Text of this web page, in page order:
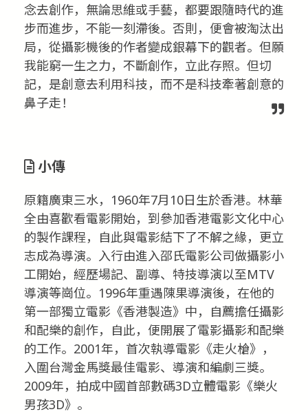
念去創作，無論思維或手藝，都要跟隨時代的進
步而進步，不能一刻滯後。否則，便會被淘汰出
局，從攝影機後的作者變成銀幕下的觀者。但願
我能窮一生之力，不斷創作，立此存照。但切
記，是創意去利用科技，而不是科技牽著創意的
鼻子走！
小傳
原籍廣東三水，1960年7月10日生於香港。林華
全由喜歡看電影開始，到參加香港電影文化中心
的製作課程，自此與電影結下了不解之緣，更立
志成為導演。入行由進入邵氏電影公司做攝影小
工開始，經歷場記、副導、特技導演以至MTV
導演等崗位。1996年重遇陳果導演後，在他的
第一部獨立電影《香港製造》中，自薦擔任攝影
和配樂的創作，自此，便開展了電影攝影和配樂
的工作。2001年，首次執導電影《走火槍》，
入圍台灣金馬獎最佳電影、導演和編劇三獎。
2009年，拍成中國首部數碼3D立體電影《樂火
男孩3D》。